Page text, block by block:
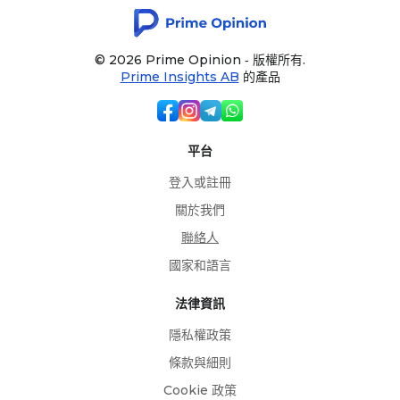
© 2026 Prime Opinion ‐ 版權所有.
Prime Insights AB 的產品
平台
登入或註冊
關於我們
聯絡人
國家和語言
法律資訊
隱私權政策
條款與細則
Cookie 政策